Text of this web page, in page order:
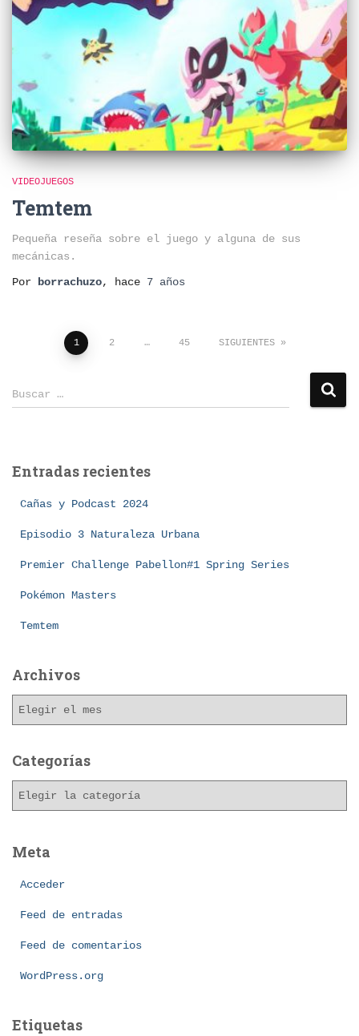
VIDEOJUEGOS
Temtem
Pequeña reseña sobre el juego y alguna de sus
mecánicas.
Por
borrachuzo, hace 7 años
1 2 … 45 SIGUIENTES
Buscar …
Entradas recientes
Cañas y Podcast 2024
Episodio 3 Naturaleza Urbana
Premier Challenge Pabellon#1 Spring Series
Pokémon Masters
Temtem
Archivos
Categorías
Meta
Acceder
Feed de entradas
Feed de comentarios
WordPress.org
Etiquetas